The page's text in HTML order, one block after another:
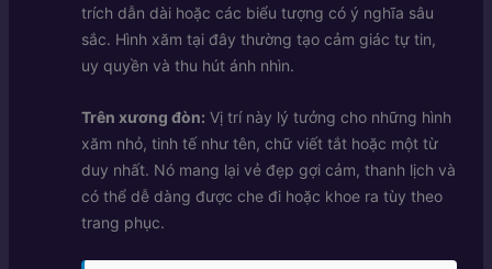
trích dẫn dài hoặc các biểu tượng có ý nghĩa sâu
sắc. Hình xăm tại đây thường tạo cảm giác tự tin,
uy quyền và thu hút ánh nhìn.
Trên xương đòn: Vị trí này lý tưởng cho những hình
xăm nhỏ, tinh tế như tên, chữ viết tắt hoặc một từ
duy nhất. Nó mang lại vẻ đẹp gợi cảm, thanh lịch và
có thể dễ dàng được che đi hoặc khoe ra tùy theo
trang phục.